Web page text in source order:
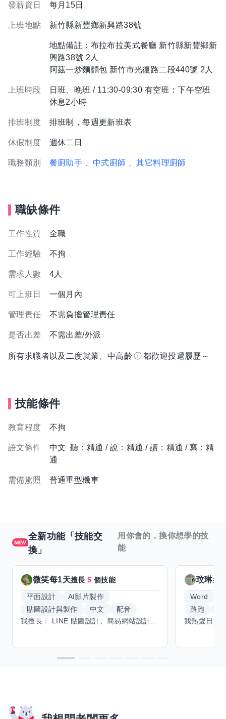
發薪資日 每月15日
上班地點 新竹縣新豐鄉新興路38號
地點備註：布拉布拉美式餐廳 新竹縣新豐鄉新
興路38號 2人
阿茲一炒麵麵包 新竹市光復路二段440號 2人
上班時段
日班、晚班 / 11:30-09:30 有空班：下午空班
休息2小時
排班制度 排班制，每週更新班表
休假制度 週休二日
職務類別 餐廚助手 、中式廚師 、其它料理廚師
職缺條件
工作性質 全職
工作經驗 不拘
需求人數 4人
可上班日 一個月內
管理責任 不需負擔管理責任
是否出差 不需出差/外派
所有求職者以及二度就業、中高齡 都歡迎投遞履歷～
技能條件
教育程度 不拘
語文條件
中文 聽：精通 / 說：精通 / 讀：精通 / 寫：精
通
需備駕照 普通重型機車
全新功能「技能交
換」
用你會的，換你想學的技
能
微笑每1天擅長5 個技能
平面設計
AI影片製作
貼圖設計與製作
中文
配音
玟琳擅
Word
路跑